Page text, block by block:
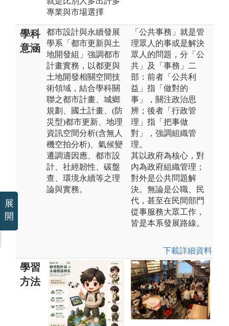
專業與市場選擇
學科
意涵
都市設計與永續發展
學系「都市更新與土
地開發組」強調都市
計畫實務，以都更與
土地開發相關空間技
術領域，結合學科關
聯之都市計畫、城鄉
規劃、國土計畫、(防
災型)都市更新、地理
資訊空間分析(含無人
機空拍分析)、氣候變
遷調適因應、都市設
計、社經韌性、碳盤
查、環境永續等之理
論與實務。
「公共事務」就是管
理眾人的事或是解決
眾人的問題，分「公
共」及「事務」二
部：前者「公共利
益」指「做對的
事」，關注政治思
辨；後者「行政管
理」指「把事做
對」，強調組織管
理。
其以政府為核心，對
內為政府組織管理；
對外是公共問題解
決。無論是公職、民
代，甚至在民間部門
從事服務大眾工作，
皆是本系發展路線。
下載詳細資料
學習
方法
展
開